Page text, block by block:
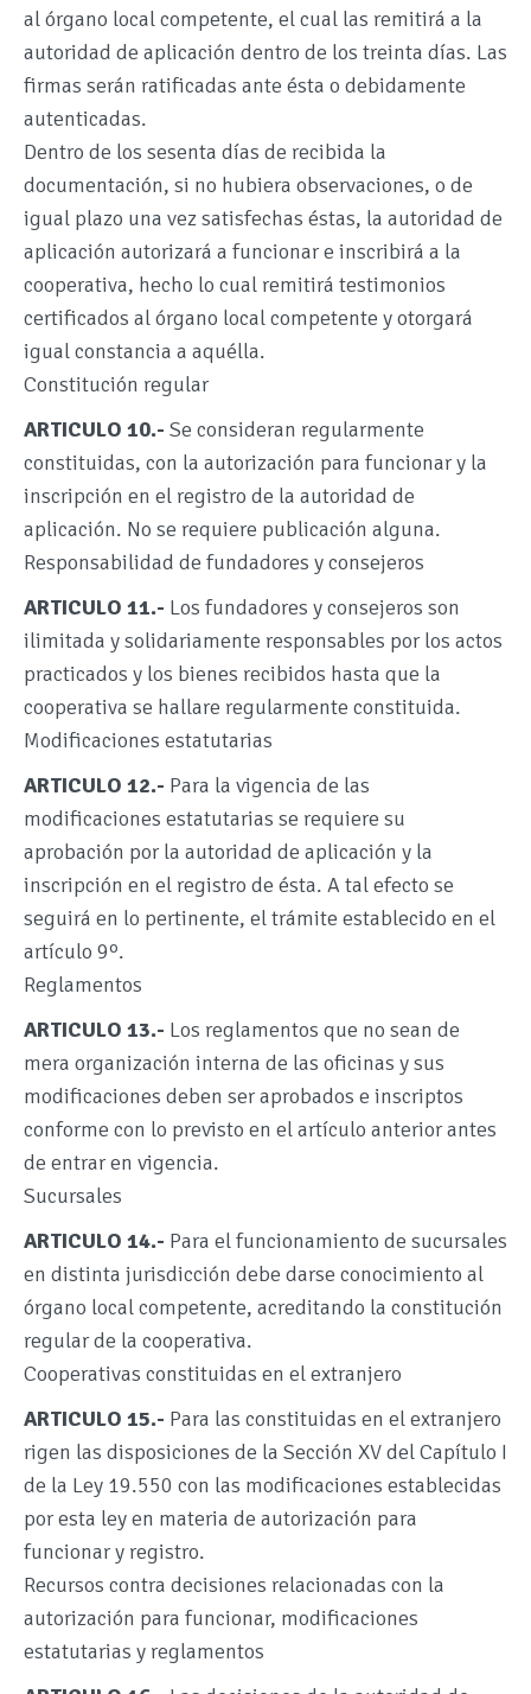
al órgano local competente, el cual las remitirá a la
autoridad de aplicación dentro de los treinta días. Las
firmas serán ratificadas ante ésta o debidamente
autenticadas.
Dentro de los sesenta días de recibida la
documentación, si no hubiera observaciones, o de
igual plazo una vez satisfechas éstas, la autoridad de
aplicación autorizará a funcionar e inscribirá a la
cooperativa, hecho lo cual remitirá testimonios
certificados al órgano local competente y otorgará
igual constancia a aquélla.
Constitución regular
ARTICULO 10.- Se consideran regularmente
constituidas, con la autorización para funcionar y la
inscripción en el registro de la autoridad de
aplicación. No se requiere publicación alguna.
Responsabilidad de fundadores y consejeros
ARTICULO 11.- Los fundadores y consejeros son
ilimitada y solidariamente responsables por los actos
practicados y los bienes recibidos hasta que la
cooperativa se hallare regularmente constituida.
Modificaciones estatutarias
ARTICULO 12.- Para la vigencia de las
modificaciones estatutarias se requiere su
aprobación por la autoridad de aplicación y la
inscripción en el registro de ésta. A tal efecto se
seguirá en lo pertinente, el trámite establecido en el
artículo 9º.
Reglamentos
ARTICULO 13.- Los reglamentos que no sean de
mera organización interna de las oficinas y sus
modificaciones deben ser aprobados e inscriptos
conforme con lo previsto en el artículo anterior antes
de entrar en vigencia.
Sucursales
ARTICULO 14.- Para el funcionamiento de sucursales
en distinta jurisdicción debe darse conocimiento al
órgano local competente, acreditando la constitución
regular de la cooperativa.
Cooperativas constituidas en el extranjero
ARTICULO 15.- Para las constituidas en el extranjero
rigen las disposiciones de la Sección XV del Capítulo I
de la Ley 19.550 con las modificaciones establecidas
por esta ley en materia de autorización para
funcionar y registro.
Recursos contra decisiones relacionadas con la
autorización para funcionar, modificaciones
estatutarias y reglamentos